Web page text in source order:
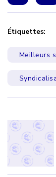
Étiquettes:
Meilleurs